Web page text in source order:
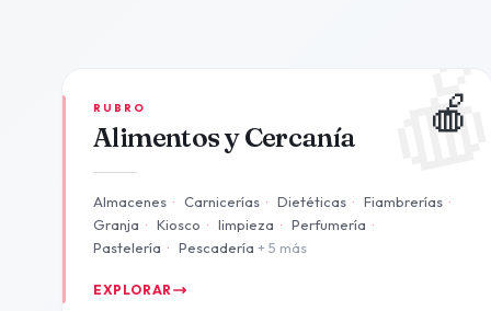
🍎
🍎
RUBRO
Alimentos y Cercanía
Almacenes · Carnicerías · Dietéticas · Fiambrerías ·
Granja · Kiosco · limpieza · Perfumería ·
Pastelería · Pescadería + 5 más
EXPLORAR